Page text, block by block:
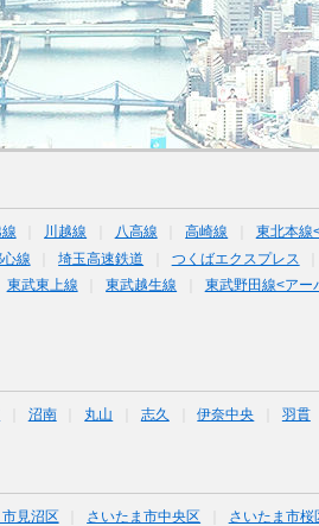
川越線 八高線 高崎線 東北本線
線 埼玉高速鉄道 つくばエクスプレス
東武東上線 東武越生線
東武野田線<アー
沼南 丸山 志久 伊奈中央 羽貫
見沼区 さいたま市中央区 さいたま市桜